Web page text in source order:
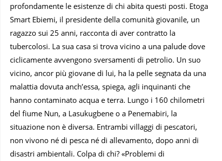
profondamente le esistenze di chi abita questi posti. Etoga
Smart Ebiemi, il presidente della comunità giovanile, un
ragazzo sui 25 anni, racconta di aver contratto la
tubercolosi. La sua casa si trova vicino a una palude dove
ciclicamente avvengono sversamenti di petrolio. Un suo
vicino, ancor più giovane di lui, ha la pelle segnata da una
malattia dovuta anch’essa, spiega, agli inquinanti che
hanno contaminato acqua e terra. Lungo i 160 chilometri
del fiume Nun, a Lasukugbene o a Penemabiri, la
situazione non è diversa. Entrambi villaggi di pescatori,
non vivono né di pesca né di allevamento, dopo anni di
disastri ambientali. Colpa di chi? «Problemi di